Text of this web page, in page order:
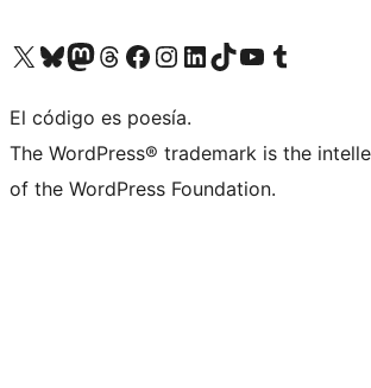
Visitá nuestra cuenta de X (anteriormente Twitter)
Visitá nuestra cuenta de Bluesky
Visitá nuestra cuenta de Mastodon
Visitá nuestra cuenta de Threads
Visitá nuestra página de Facebook
Visitá nuestra cuenta de Instagram
Visitá nuestra cuenta de LinkedIn
Visitá nuestra cuenta de TikTok
Visitá nuestro canal de YouTube
Visitá nuestra cuenta de Tumblr
El código es poesía.
The WordPress® trademark is the
of the WordPress Foundation.